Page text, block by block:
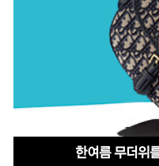
한여름 무더위